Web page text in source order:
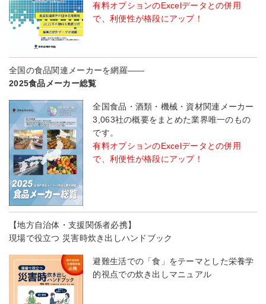
有料オプションのExcelデータとの併用
で、利便性が格段にアップ！
全国の食品関連メーカーを網羅――
2025食品メーカー総覧
全国食品・酒類・機械・資材関連メーカー
3,063社の概要をまとめた業界唯一のもの
です。
有料オプションのExcelデータとの併用
で、利便性が格段にアップ！
【地方自治体・支援関係者必携】
現場で役立つ 災害時炊き出しハンドブック
避難生活での「食」をテーマとした栄養学
的視点での炊き出しマニュアル